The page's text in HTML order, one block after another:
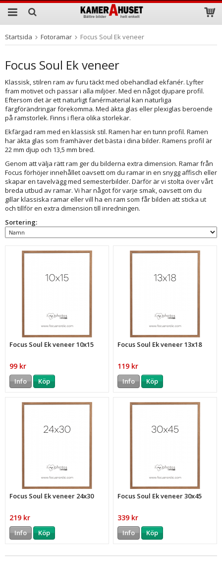
Produkten har blivit tillagd i varukorgen
Startsida Fotoramar Focus Soul Ek veneer
Focus Soul Ek veneer
Klassisk, stilren ram av furu täckt med obehandlad ekfanér. Lyfter
fram motivet och passar i alla miljöer. Med en något djupare profil.
Eftersom det är ett naturligt fanérmaterial kan naturliga
färgförändringar förekomma. Med äkta glas eller plexiglas beroende
på ramstorlek. Finns i flera olika storlekar.
Ekfärgad ram med en klassisk stil. Ramen har en tunn profil. Ramen
har äkta glas som framhäver det bästa i dina bilder. Ramens profil är
22 mm djup och 13,5 mm bred.
Genom att välja rätt ram ger du bilderna extra dimension. Ramar från
Focus förhöjer innehållet oavsett om du ramar in en snygg affisch eller
skapar en tavelvägg med semesterbilder. Därför är vi stolta över vårt
breda utbud av ramar. Vi har något för varje smak, oavsett om du
gillar klassiska ramar eller vill ha en ram som får bilden att sticka ut
och tillför en extra dimension till inredningen.
Sortering:
Focus Soul Ek veneer 10x15
99 kr
Info Köp
Focus Soul Ek veneer 13x18
119 kr
Info Köp
Focus Soul Ek veneer 24x30
219 kr
Info Köp
Focus Soul Ek veneer 30x45
339 kr
Info Köp